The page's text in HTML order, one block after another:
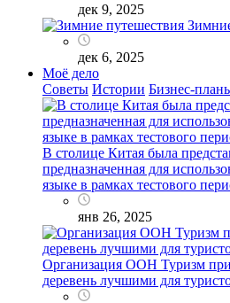
дек 9, 2025
дек 6, 2025
Моё дело
Советы Истории Бизнес-
В столице Китая была
предназначенная для
языке в рамках тестового
янв 26, 2025
Организация ООН Туризм
деревень лучшими для